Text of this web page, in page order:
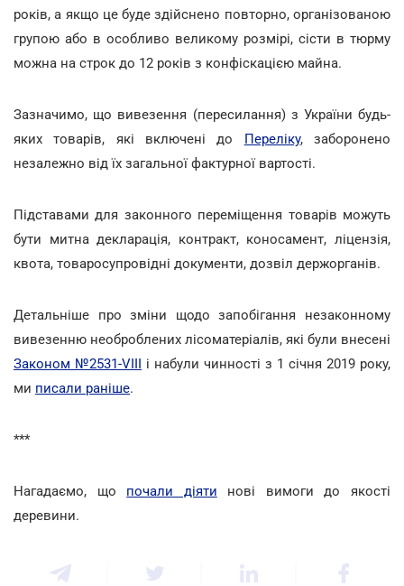
років, а якщо це буде здійснено повторно, організованою
групою або в особливо великому розмірі, сісти в тюрму
можна на строк до 12 років з конфіскацією майна.
Зазначимо, що вивезення (пересилання) з України будь-
яких товарів, які включені до Переліку, заборонено
незалежно від їх загальної фактурної вартості.
Підставами для законного переміщення товарів можуть
бути митна декларація, контракт, коносамент, ліцензія,
квота, товаросупровідні документи, дозвіл держорганів.
Детальніше про зміни щодо запобігання незаконному
вивезенню необроблених лісоматеріалів, які були внесені
Законом №2531-VIII і набули чинності з 1 січня 2019 року,
ми писали раніше.
***
Нагадаємо, що почали діяти нові вимоги до якості
деревини.